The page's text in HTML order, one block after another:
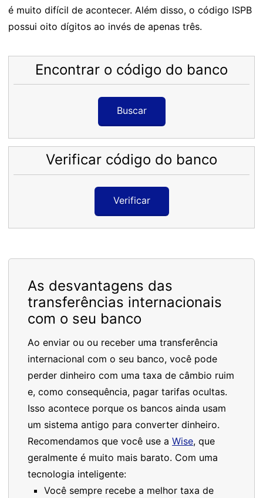
é muito difícil de acontecer. Além disso, o código ISPB
possui oito dígitos ao invés de apenas três.
Encontrar o código do banco
Buscar
Verificar código do banco
Verificar
As desvantagens das
transferências internacionais
com o seu banco
Ao enviar ou ou receber uma transferência
internacional com o seu banco, você pode
perder dinheiro com uma taxa de câmbio ruim
e, como consequência, pagar tarifas ocultas.
Isso acontece porque os bancos ainda usam
um sistema antigo para converter dinheiro.
Recomendamos que você use a Wise, que
geralmente é muito mais barato. Com uma
tecnologia inteligente:
Você sempre recebe a melhor taxa de